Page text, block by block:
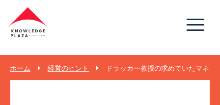
ホーム 経営のヒント ドラッカー教授の求めていたマネ